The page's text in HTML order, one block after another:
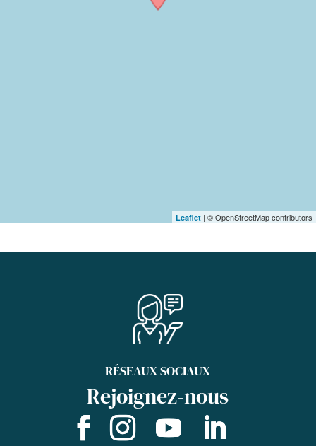
Leaflet | © OpenStreetMap contributors
RÉSEAUX SOCIAUX
Rejoignez-nous